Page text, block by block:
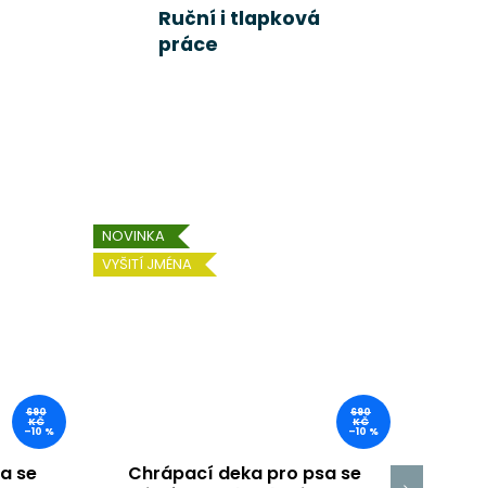
Ruční i tlapková
práce
690
KČ
–10 %
se
NOVINKA
VYŠITÍ JMÉNA
690
KČ
–10 %
Chrápací deka pro psa se